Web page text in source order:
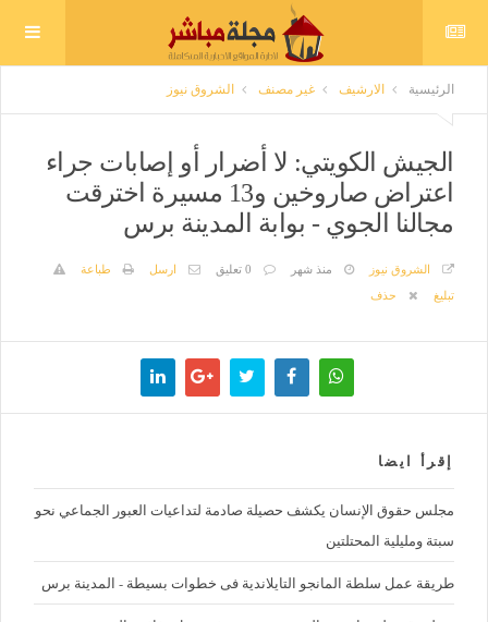
الرئيسية الارشيف غير مصنف الشروق نيوز
الجيش الكويتي: لا أضرار أو إصابات جراء
اعتراض صاروخين و13 مسيرة اخترقت
مجالنا الجوي - بوابة المدينة برس
الشروق نيوز منذ شهر 0 تعليق ارسل
طباعة
تبليغ
حذف
إقرأ ايضا
مجلس حقوق الإنسان يكشف حصيلة صادمة لتداعيات العبور الجماعي نحو
سبتة ومليلية المحتلتين
طريقة عمل سلطة المانجو التايلاندية فى خطوات بسيطة - المدينة برس